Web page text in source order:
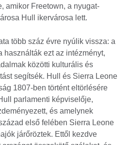
amikor Freetown, a nyugat-
Hull ikervárosa lett.
több száz évre nyúlik vissza: a
használták ezt az intézményt,
közötti kulturális és
segítsék. Hull és Sierra Leone
1807-ben történt eltörlésére
parlamenti képviselője,
és amelynek
első felében Sierra Leone
járőröztek. Ettől kezdve